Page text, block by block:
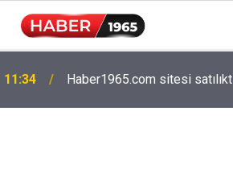
11:34 Haber1965.com sitesi satılıktır
15:52
hesaplarda